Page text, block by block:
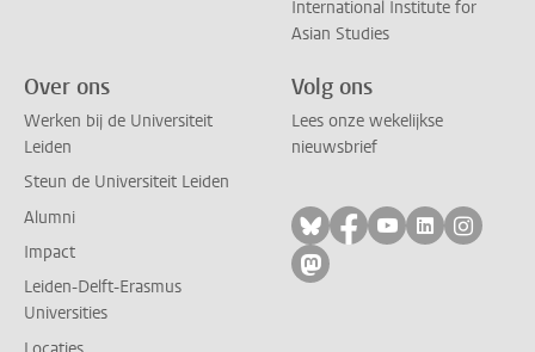
International Institute for
Asian Studies
Over ons
Werken bij de Universiteit
Leiden
Steun de Universiteit Leiden
Alumni
Impact
Leiden-Delft-Erasmus
Universities
Volg ons
Lees onze wekelijkse
nieuwsbrief
Volg ons op bluesky
Volg ons op
Volg ons op
Volg ons
Volg
Volg ons op mastodon